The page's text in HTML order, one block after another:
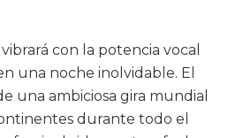
con la potencia vocal
una noche inolvidable. El
una ambiciosa gira mundial
durante todo el